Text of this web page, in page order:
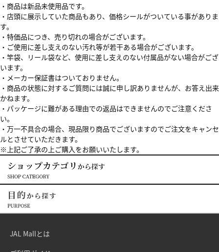
・商品は新品未使用品です。
・店頭に展示していた商品もあり、価格シールがついている事がありま
す。
・特価品につき、売り切れの場合がございます。
・ご使用に差し支えのない汚れ等が若干ある場合がございます。
・竿袋、リール袋など、使用に差し支えのない付属品がない場合がござ
います。
・メーカー保証書はついておりません。
・商品の状態に対するご質問には誠に申し訳ありませんが、お答え出来
かねます。
・パッケージに難がある理由での返品はできませんのでご注意くださ
い。
・万一不具合の場合、現品限り商品でございますのでご注文をキャンセ
ルとさせていただきます。
※上記ご了承の上ご購入をお願いいたします。
JAL Mallとは